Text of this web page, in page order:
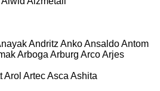
Andritz AnkoAnsaldoAntom
Arboga Arburg ArcoArjes
Arol ArtecAsca Ashita